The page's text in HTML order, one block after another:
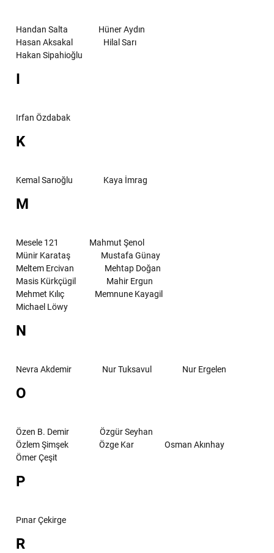
Handan Salta
Hüner Aydın
Hasan Aksakal
Hilal Sarı
Hakan Sipahioğlu
I
Irfan Özdabak
K
Kemal Sarıoğlu Kaya İmrag
M
Mesele 121
Mahmut Şenol
Münir Karataş
Mustafa Günay
Meltem Ercivan
Mehtap Doğan
Masis Kürkçügil
Mahir Ergun
Mehmet Kılıç
Memnune Kayagil
Michael Löwy
N
Nevra Akdemir Nur Tuksavul Nur Ergelen
O
Özen B. Demir
Özgür Seyhan
Özlem Şimşek
Özge Kar
Osman Akınhay
Ömer Çeşit
P
Pınar Çekirge
R